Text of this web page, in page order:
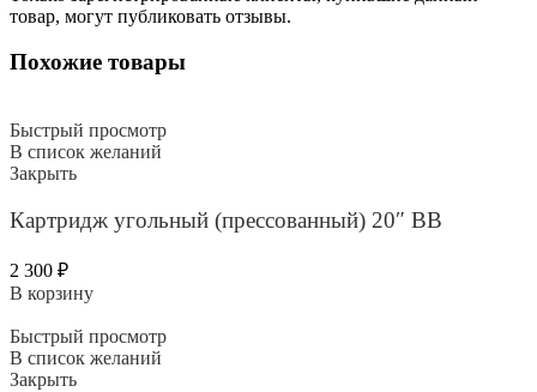
товар, могут публиковать отзывы.
Похожие товары
Быстрый просмотр
В список желаний
Закрыть
Картридж угольный (прессованный) 20″ ВВ
2 300 ₽
В корзину
Быстрый просмотр
В список желаний
Закрыть